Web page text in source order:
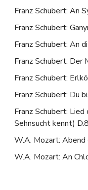
Franz Schubert: An
Franz Schubert:
Franz Schubert: An
Franz Schubert: Der
Franz Schubert:
Franz Schubert: Du
Franz Schubert:
Sehnsucht kennt)
W.A. Mozart: Abend
W.A. Mozart: An